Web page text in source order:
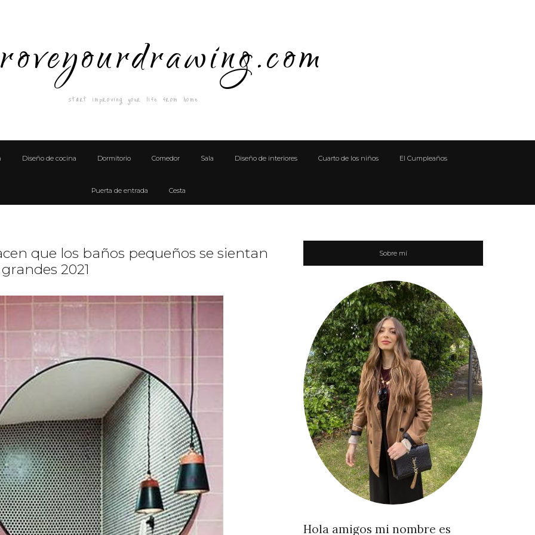
start improving your life from home
Diseño de cocina Dormitorio Comedor Sala Diseño de interiores Cuarto de los niños El Cumpleaños
Puerta de entrada Cesta
que los baños pequeños se sientan
2021
Sobre mí
Hola amigos mi nombre es